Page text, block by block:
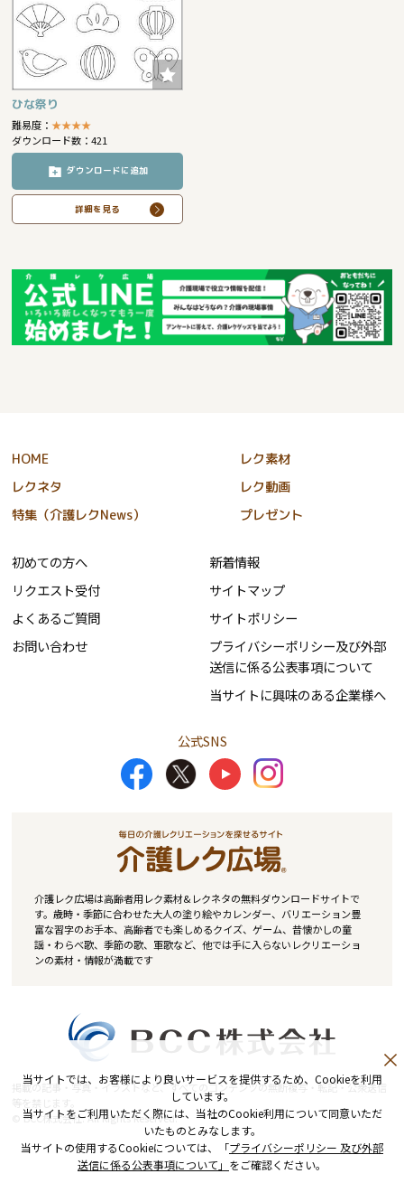
ひな祭り
難易度：★★★★
ダウンロード数：421
ダウンロードに追加
詳細を見る
HOME
レク素材
レクネタ
レク動画
特集（介護レクNews）
プレゼント
初めての方へ
リクエスト受付
よくあるご質問
お問い合わせ
新着情報
サイトマップ
サイトポリシー
プライバシーポリシー及び外部
送信に係る公表事項について
当サイトに興味のある企業様へ
公式SNS
介護レク広場は高齢者用レク素材&レクネタの無料ダウンロードサイトで
す。歳時・季節に合わせた大人の塗り絵やカレンダー、バリエーション豊
富な習字のお手本、高齢者でも楽しめるクイズ、ゲーム、昔懐かしの童
謡・わらべ歌、季節の歌、軍歌など、他では手に入らないレクリエーショ
ンの素材・情報が満載です
掲載の記事・写真・イラストなど、すべてのコンテンツの無断複写・転記・公衆送信
© BCC株式会社. All Rights Reserved.
当サイトでは、お客様により良いサービスを提供するため、Cookieを利用
しています。
当サイトをご利用いただく際には、当社のCookie利用について同意いただ
いたものとみなします。
当サイトの使用するCookieについては、「プライバシーポリシー 及び外部
送信に係る公表事項について」 をご確認ください。